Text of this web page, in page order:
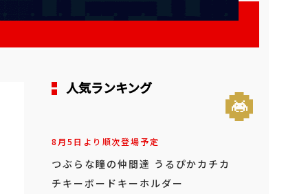
人気ランキング
8月5日より順次登場予定
つぶらな瞳の仲間達 うるぴかカチカ
チキーボードキーホルダー